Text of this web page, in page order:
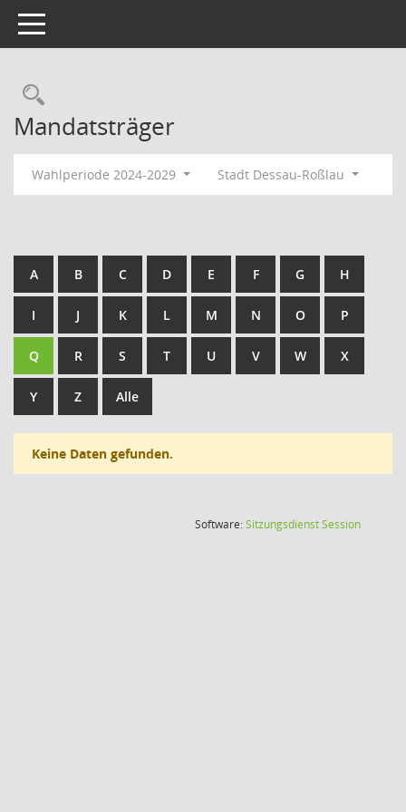
Toggle navigation
Rechercheauswahl
Mandatsträger
Wahlperiode 2024-2029 Stadt Dessau-Roßlau
A B C D E F G H
I J K L M N O P
Q R S T U V W X
Y Z Alle
Keine Daten gefunden.
Software:SitzungsdienstSession(Wird in